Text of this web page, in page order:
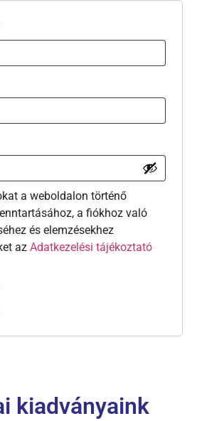
a weboldalon történő
a fiókhoz való
és elemzésekhez
az Adatkezelési tájékoztató
kiadványaink